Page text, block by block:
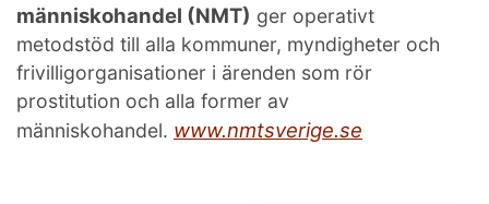
människohandel (NMT) ger operativt
metodstöd till alla kommuner, myndigheter och
frivilligorganisationer i ärenden som rör
prostitution och alla former av
människohandel. www.nmtsverige.se